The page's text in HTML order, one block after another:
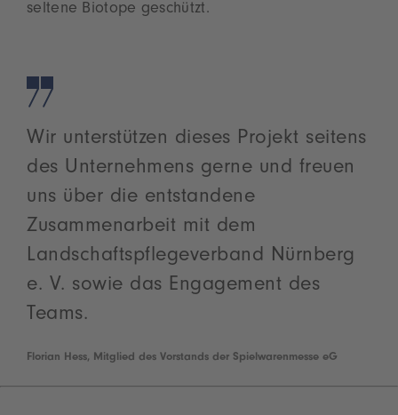
seltene Biotope geschützt.
Wir unterstützen dieses Projekt seitens
des Unternehmens gerne und freuen
uns über die entstandene
Zusammenarbeit mit dem
Landschaftspflegeverband Nürnberg
e. V. sowie das Engagement des
Teams.
Florian Hess, Mitglied des Vorstands der Spielwarenmesse eG